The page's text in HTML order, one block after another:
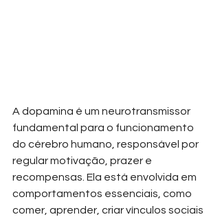
A dopamina é um neurotransmissor
fundamental para o funcionamento
do cérebro humano, responsável por
regular motivação, prazer e
recompensas. Ela está envolvida em
comportamentos essenciais, como
comer, aprender, criar vínculos sociais